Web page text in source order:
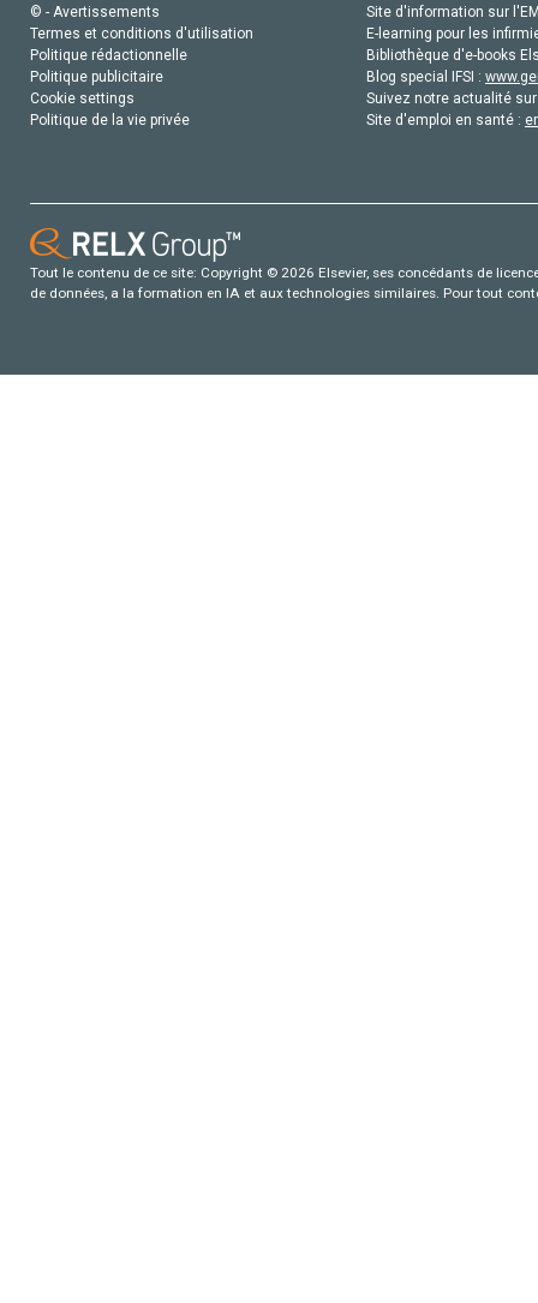
© - Avertissements
Termes et conditions d'utilisation
Politique rédactionnelle
Politique publicitaire
Cookie settings
Politique de la vie privée
Site d'information sur
E-learning pour les
Bibliothèque d'e-books
Blog special IFSI :
Suivez notre actualité
Site d'emploi en santé :
Tout le contenu de ce site: Copyright © 2026 Elsevier, ses concédants de
de données, a la formation en IA et aux technologies similaires. Pour tout